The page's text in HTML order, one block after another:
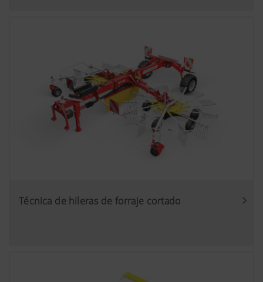
Técnica de hileras de forraje cortado